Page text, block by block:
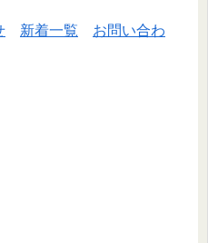
新着一覧
お問い合わ